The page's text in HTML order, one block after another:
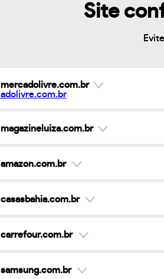
Site
mercadolivre.com.br
magazineluiza.com.br
amazon.com.br
casasbahia.com.br
carrefour.com.br
samsung.com.br